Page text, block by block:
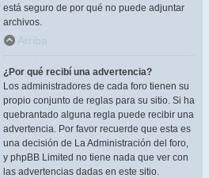
está seguro de por qué no puede adjuntar
archivos.
Arriba
¿Por qué recibí una advertencia?
Los administradores de cada foro tienen su
propio conjunto de reglas para su sitio. Si ha
quebrantado alguna regla puede recibir una
advertencia. Por favor recuerde que esta es
una decisión de La Administración del foro,
y phpBB Limited no tiene nada que ver con
las advertencias dadas en este sitio.